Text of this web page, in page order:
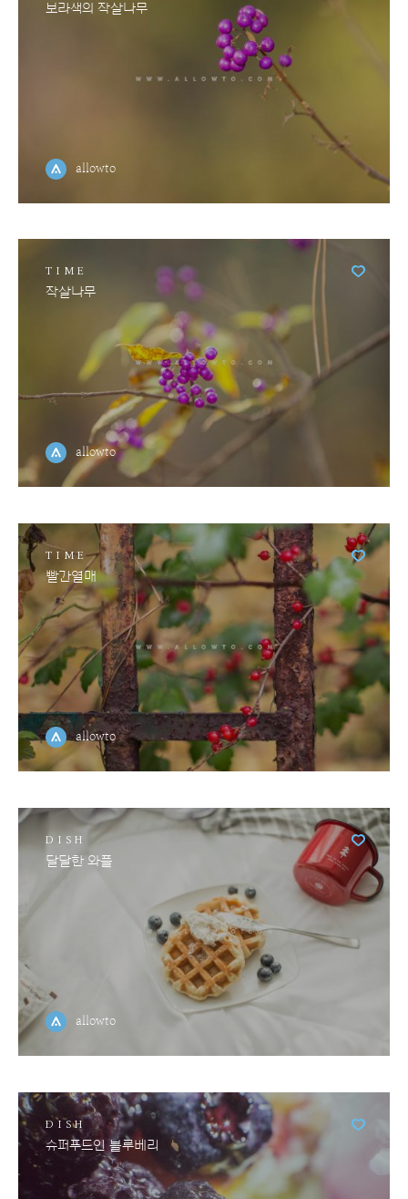
보라색의 작살나무
allowto
TIME
작살나무
allowto
TIME
빨간열매
allowto
DISH
달달한 와플
allowto
DISH
슈퍼푸드인 블루베리